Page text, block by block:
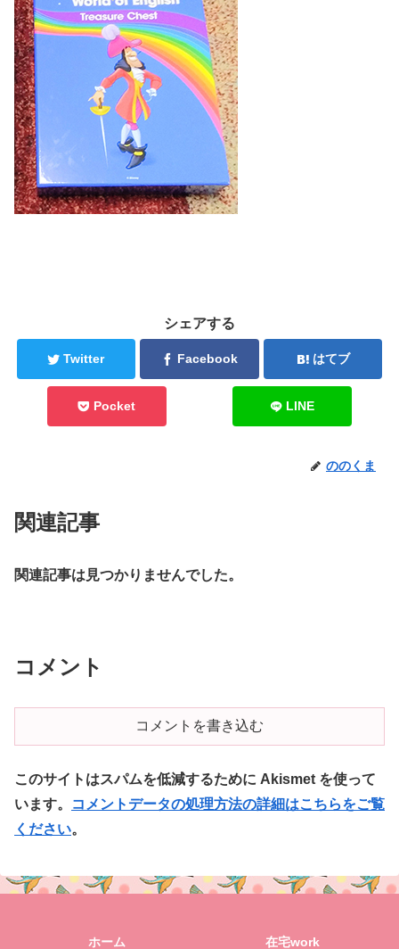
シェアする
Twitter Facebook はてブ
Pocket LINE
ののくま
関連記事
関連記事は見つかりませんでした。
コメント
コメントを書き込む
このサイトはスパムを低減するために Akismet を使って
います。
コメントデータの処理方法の詳細はこちらをご覧
ください。
ホーム 在宅work